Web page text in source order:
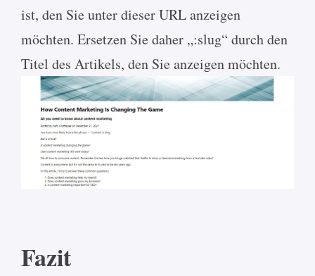
ist, den Sie unter dieser URL anzeigen
möchten. Ersetzen Sie daher „:slug“ durch den
Titel des Artikels, den Sie anzeigen möchten.
Fazit